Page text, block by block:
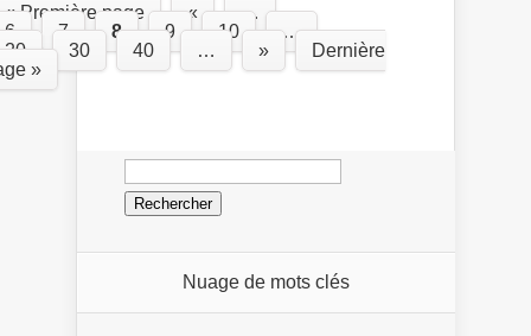
« Première page «
…
6
7 8 9 10
…
20
30 40 … »
Dernière
»
Rechercher :
Nuage de mots clés